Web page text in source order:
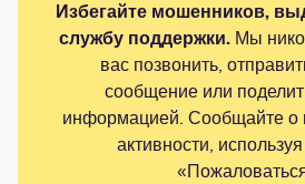
Избегайте мошенников,
службу поддержки.Мы
вас позвонить,
сообщение или
информацией. Сообщайте о
активности,